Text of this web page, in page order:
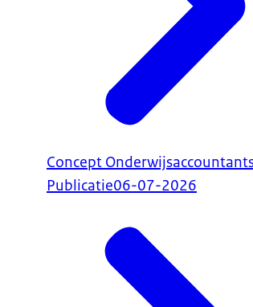
Concept
Publicatie06-07-2026